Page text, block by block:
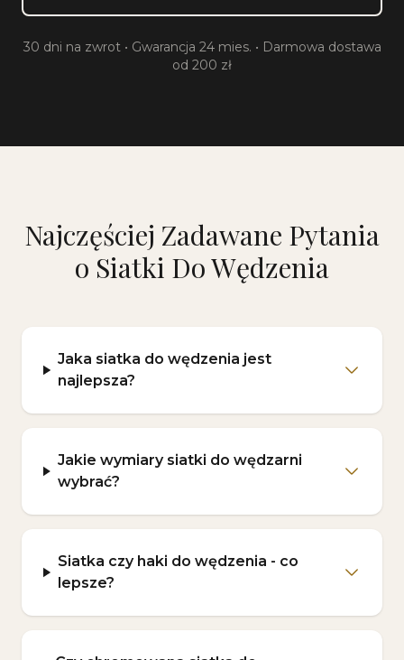
30 dni na zwrot • Gwarancja 24 mies. • Darmowa dostawa
od 200 zł
Najczęściej Zadawane Pytania
o Siatki Do Wędzenia
Jaka siatka do wędzenia jest
najlepsza?
Jakie wymiary siatki do wędzarni
wybrać?
Siatka czy haki do wędzenia - co
lepsze?